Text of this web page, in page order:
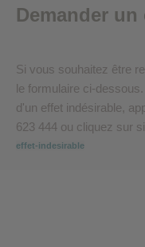
Demander
Si vous souhaitez être
le formulaire ci-
d'un effet indésirable,
623 444 ou cliquez sur
effet-indesirable